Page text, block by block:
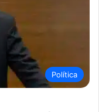
Política